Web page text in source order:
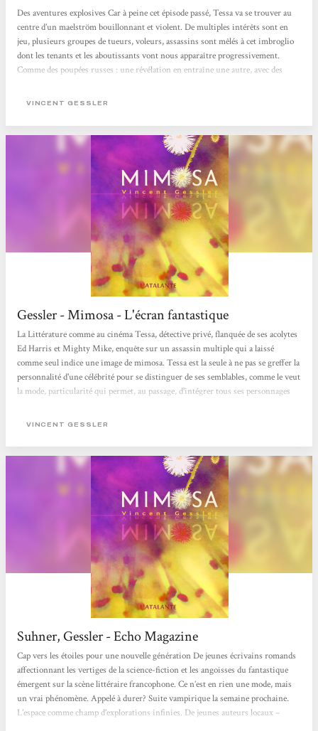
Des aventures explosives Car à peine cet épisode passé, Tessa va se trouver au
centre d’un maelström bouillonnant et violent. De multiples intérêts sont en
jeu, plusieurs groupes de tueurs, voleurs, assassins sont mêlés à cet imbroglio
dont les tenants et les aboutissants vont nous apparaître progressivement.
Comme des poupées russes : une révélation en entraîne une autre, avec des
en tombe un certain nombre. Je n’en dirai pas plus pour ne pas déflorer
VINCENT GESSLER
Gessler - Mimosa - L'écran fantastique
La Littérature comme au cinéma Tessa, détective privé, flanquée de ses acolytes
Ed Harris et Mighty Mike, enquête sur un assassin multiple qui a laissé
comme seul indice une image de mimosa. Tessa est la seule à ne pas se greffer la
personnalité d'une célébrité pour se distinguer de ses semblables, comme le veut
la mode, particularité qui permet, au passage, d'intégrer tous ses personnages
Luc Besson, qui s'amuse à fracasser ses avions et voitures miniatures. Tessa
VINCENT GESSLER
Suhner, Gessler - Echo Magazine
Cap vers les étoiles pour une nouvelle génération De jeunes écrivains romands
affectionnant les vertiges de la science-fiction et les angoisses du fantastique
émergent sur la scène littéraire francophone. Ce n’est en rien une mode, mais
un vrai phénomène. Appelé à durer? Suite vampirique la semaine prochaine.
L’espace comme champ d’explorations infinies. De jeunes auteurs locaux –